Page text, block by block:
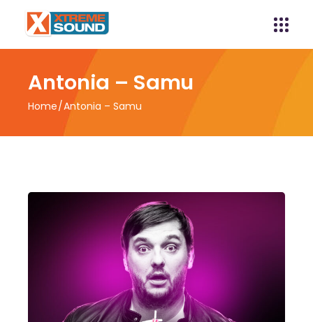
Antonia – Samu
Home Antonia – Samu